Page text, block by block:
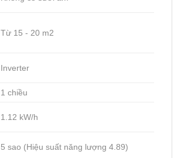
Từ 15 - 20 m2
Inverter
1 chiều
1.12 kW/h
5 sao (Hiệu suất năng lượng 4.89)